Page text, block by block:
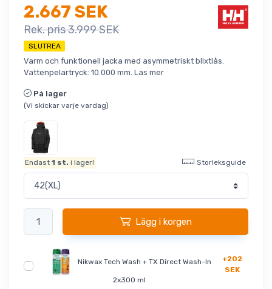
2.667 SEK
Rek. pris 3.999 SEK
SLUTREA
Varm och funktionell jacka med asymmetriskt blixtlås.
Vattenpelartryck: 10.000 mm. Läs mer
På lager
(Vi skickar varje vardag)
Endast1 st. i lager! Storleksguide
Lägg i korgen
Nikwax Tech Wash + TX Direct Wash-In
2x300 ml
+202
SEK